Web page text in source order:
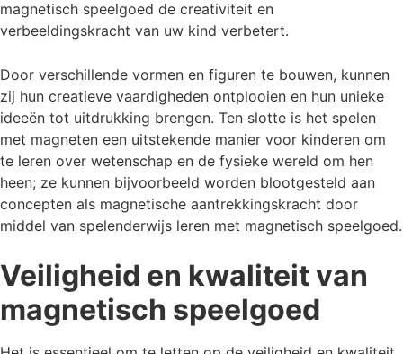
magnetisch speelgoed de creativiteit en
verbeeldingskracht van uw kind verbetert.
Door verschillende vormen en figuren te bouwen, kunnen
zij hun creatieve vaardigheden ontplooien en hun unieke
ideeën tot uitdrukking brengen. Ten slotte is het spelen
met magneten een uitstekende manier voor kinderen om
te leren over wetenschap en de fysieke wereld om hen
heen; ze kunnen bijvoorbeeld worden blootgesteld aan
concepten als magnetische aantrekkingskracht door
middel van spelenderwijs leren met magnetisch speelgoed.
Veiligheid en kwaliteit van
magnetisch speelgoed